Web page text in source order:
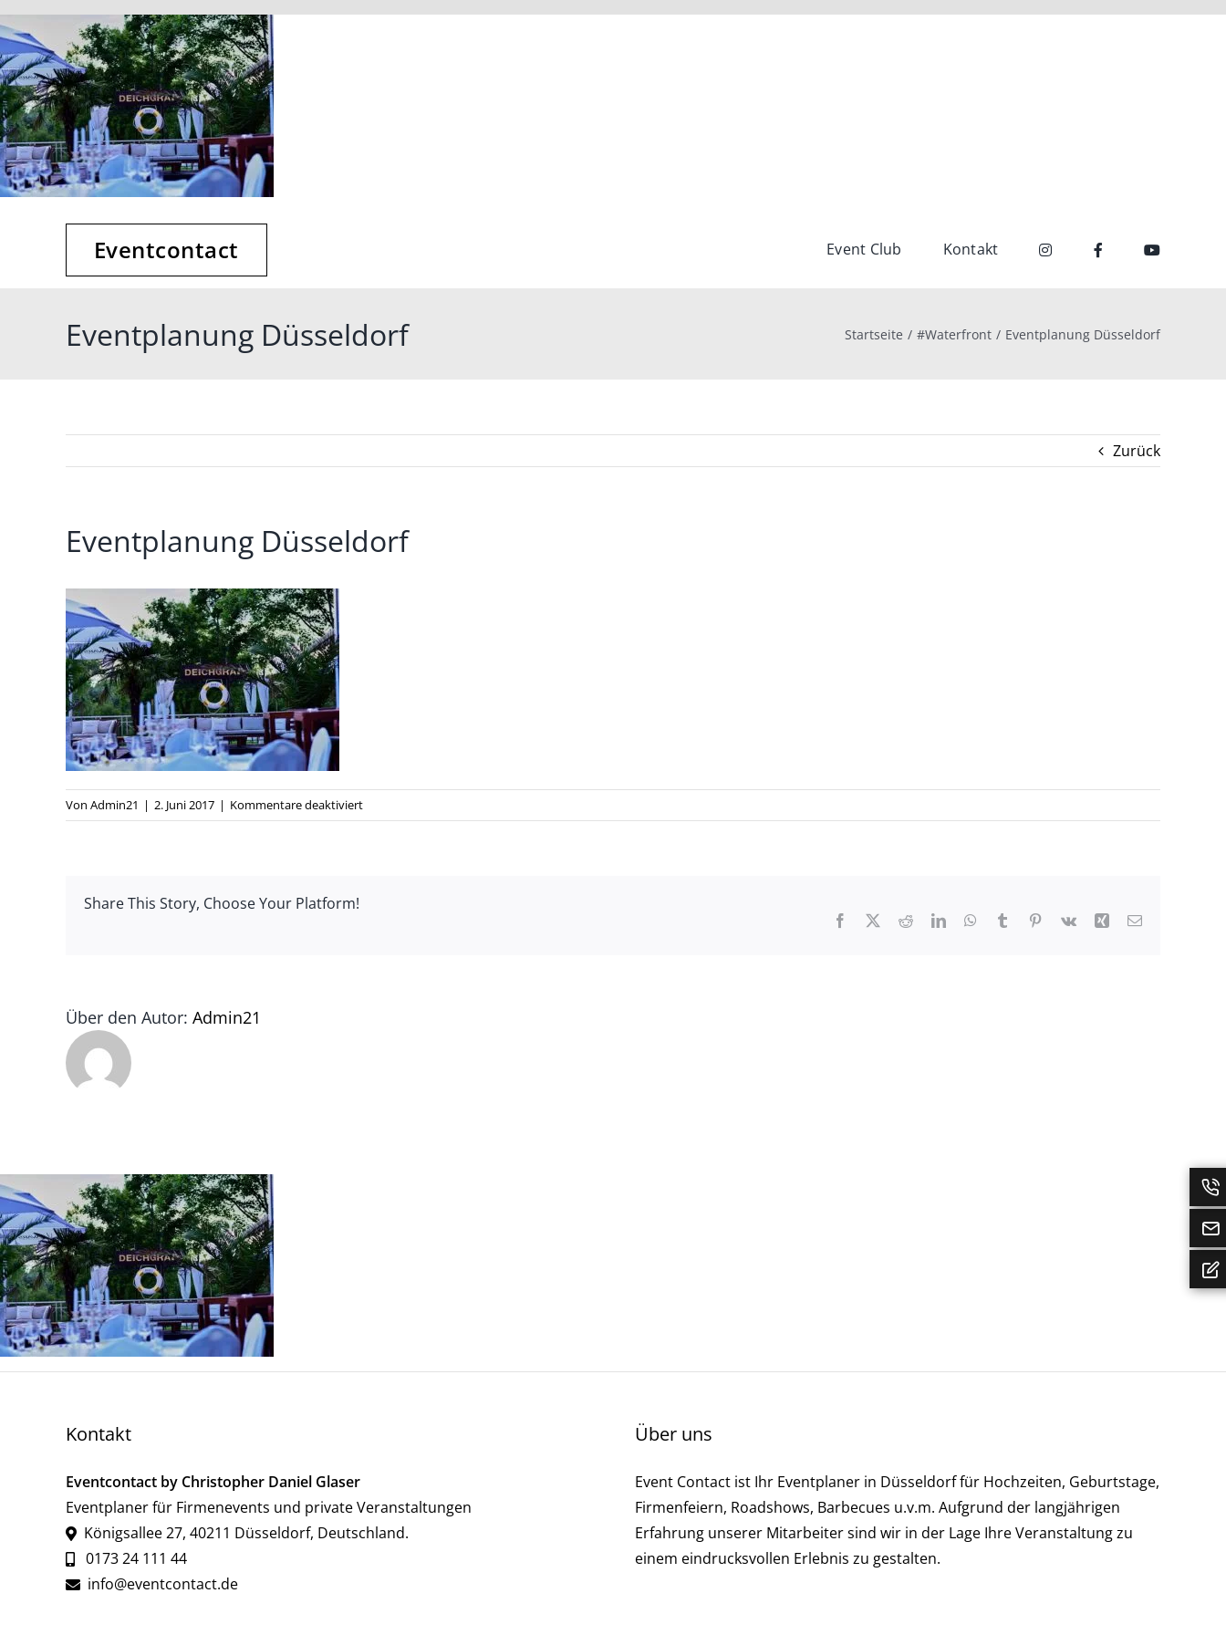
Zum
Inhalt
springen
Eventcontact Event Club Kontakt
Eventplanung Düsseldorf Startseite #Waterfront Eventplanung Düsseldorf
Zurück
Eventplanung Düsseldorf
Von Admin21 | 2. Juni 2017 | Kommentare deaktiviertfür
Eventplanung
Share This Story, Choose Your Platform!
Facebook RedditLinkedInWhatsApp
Tumblr Pinterest
Vk Xing E-
Über den Autor: Admin21
Kontakt
Eventcontact by Christopher Daniel Glaser
Eventplaner für Firmenevents und private Veranstaltungen
Königsallee 27, 40211 Düsseldorf, Deutschland.
0173 24 111 44
info@eventcontact.de
Über uns
Event Contact ist Ihr Eventplaner in Düsseldorf für Hochzeiten, Geburtstage,
Firmenfeiern, Roadshows, Barbecues u.v.m. Aufgrund der langjährigen
Erfahrung unserer Mitarbeiter sind wir in der Lage Ihre Veranstaltung zu
einem eindrucksvollen Erlebnis zu gestalten.